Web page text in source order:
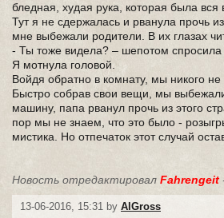
бледная, худая рука, которая была вся
Тут я не сдержалась и рванула прочь
мне выбежали родители. В их глазах
- Ты тоже видела? – шепотом спросила
Я мотнула головой.
Войдя обратно в комнату, мы никого не
Быстро собрав свои вещи, мы
машину, папа рванул прочь из этого
пор мы не знаем, что это было -
мистика. Но отпечаток этот случай
Новость отредактировал Fahrengeit
13-06-2016, 15:31 by AlGross